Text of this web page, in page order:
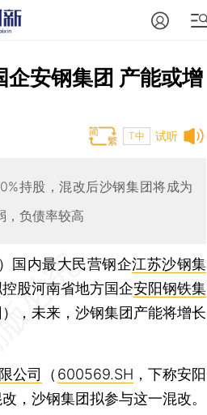
安钢集团 产能或增
试听
T中
持股，混改后沙钢集团将成为
，负债率较高
国内最大民营钢企江苏沙钢集
控股河南省地方国企安阳钢铁集
），未来，沙钢集团产能将增长
公司 （ 600569.SH ，下称安阳
，沙钢集团拟参与这一混改。